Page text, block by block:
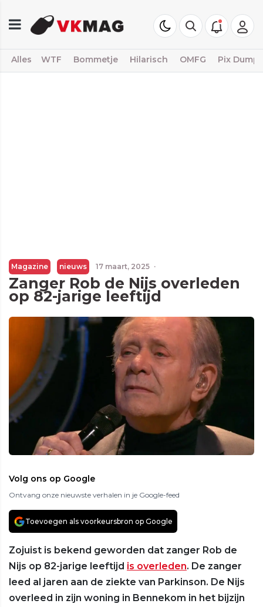
Alles WTF Bommetje Hilarisch OMFG Pix Dump
Magazine nieuws 17 maart, 2025 ·
Zanger Rob de Nijs overleden
op 82-jarige leeftijd
Volg ons op Google
Ontvang onze nieuwste verhalen in je Google-feed
Toevoegen als voorkeursbron op Google
Zojuist is bekend geworden dat zanger Rob de
Nijs op 82-jarige leeftijd is overleden. De zanger
leed al jaren aan de ziekte van Parkinson. De Nijs
overleed in zijn woning in Bennekom in het bijzijn